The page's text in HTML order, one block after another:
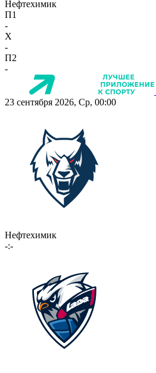
Нефтехимик
П1
-
X
-
П2
-
23 сентября 2026, Ср, 00:00
Нефтехимик
-:-